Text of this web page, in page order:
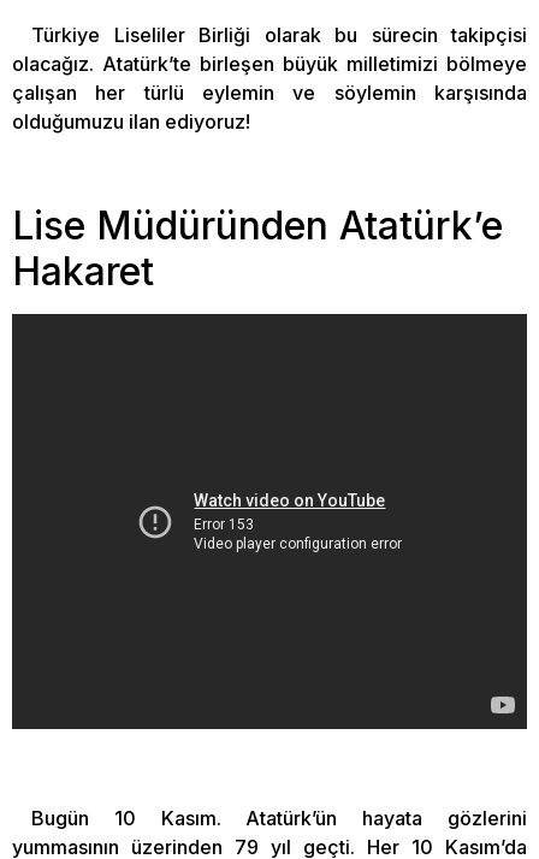
Türkiye Liseliler Birliği olarak bu sürecin takipçisi
olacağız. Atatürk’te birleşen büyük milletimizi bölmeye
çalışan her türlü eylemin ve söylemin karşısında
olduğumuzu ilan ediyoruz!
Lise Müdüründen Atatürk’e
Hakaret
Bugün 10 Kasım. Atatürk’ün hayata gözlerini
yummasının üzerinden 79 yıl geçti. Her 10 Kasım’da